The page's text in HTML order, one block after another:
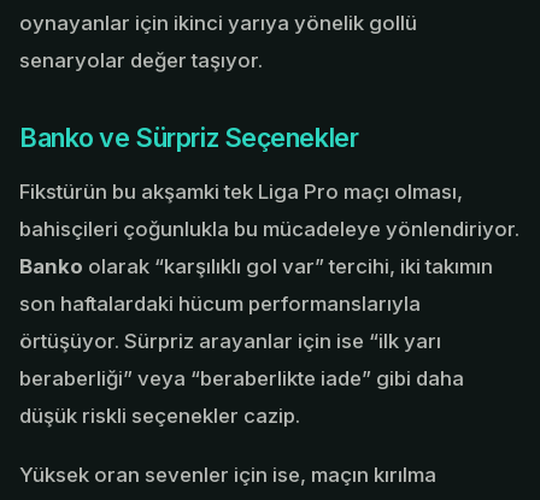
oynayanlar için ikinci yarıya yönelik gollü
senaryolar değer taşıyor.
Banko ve Sürpriz Seçenekler
Fikstürün bu akşamki tek Liga Pro maçı olması,
bahisçileri çoğunlukla bu mücadeleye yönlendiriyor.
Banko olarak “karşılıklı gol var” tercihi, iki takımın
son haftalardaki hücum performanslarıyla
örtüşüyor. Sürpriz arayanlar için ise “ilk yarı
beraberliği” veya “beraberlikte iade” gibi daha
düşük riskli seçenekler cazip.
Yüksek oran sevenler için ise, maçın kırılma